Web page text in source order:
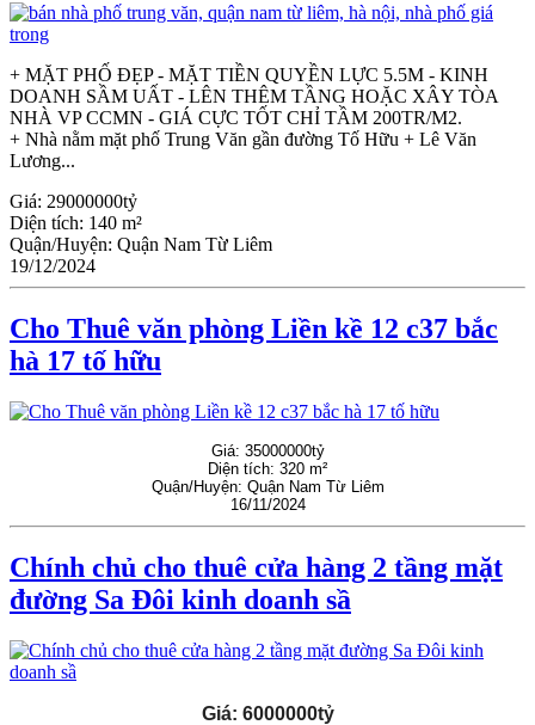
+ MẶT PHỐ ĐẸP - MẶT TIỀN QUYỀN LỰC 5.5M - KINH
DOANH SẦM UẤT - LÊN THÊM TẦNG HOẶC XÂY TÒA
NHÀ VP CCMN - GIÁ CỰC TỐT CHỈ TẦM 200TR/M2.
+ Nhà nằm mặt phố Trung Văn gần đường Tố Hữu + Lê Văn
Lương...
Giá: 29000000tỷ
Diện tích: 140 m²
Quận/Huyện: Quận Nam Từ Liêm
19/12/2024
Cho Thuê văn phòng Liền kề 12 c37 bắc
hà 17 tố hữu
Giá: 35000000tỷ
Diện tích: 320 m²
Quận/Huyện: Quận Nam Từ Liêm
16/11/2024
Chính chủ cho thuê cửa hàng 2 tầng mặt
đường Sa Đôi kinh doanh sầ
Giá: 6000000tỷ